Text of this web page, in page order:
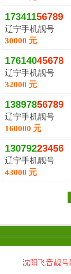
17341156789
辽宁手机靓号
30000 元
17614045678
辽宁手机靓号
32000 元
13897856789
辽宁手机靓号
160000 元
13079223456
辽宁手机靓号
43000 元
沈阳飞音靓号